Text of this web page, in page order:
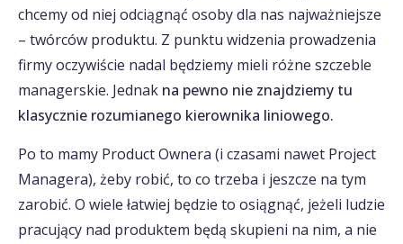
chcemy od niej odciągnąć osoby dla nas najważniejsze
– twórców produktu. Z punktu widzenia prowadzenia
firmy oczywiście nadal będziemy mieli różne szczeble
managerskie. Jednak na pewno nie znajdziemy tu
klasycznie rozumianego kierownika liniowego.
Po to mamy Product Ownera (i czasami nawet Project
Managera), żeby robić, to co trzeba i jeszcze na tym
zarobić. O wiele łatwiej będzie to osiągnąć, jeżeli ludzie
pracujący nad produktem będą skupieni na nim, a nie